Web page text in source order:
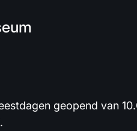
geopend van